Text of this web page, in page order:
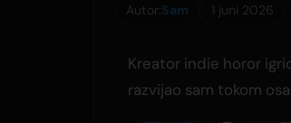
Autor:Sam 1 juni 2026
Kreator indie horor
razvijao sam tokom